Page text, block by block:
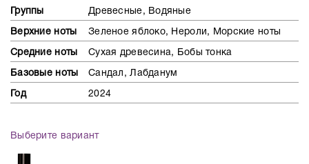
Группы Древесные, Водяные
Верхние ноты Зеленое яблоко, Нероли, Морские ноты
Средние ноты Сухая древесина, Бобы тонка
Базовые ноты Сандал, Лабданум
Год 2024
Выберите вариант